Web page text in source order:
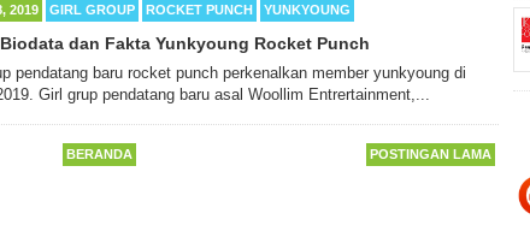
2019 GIRL GROUP ROCKET PUNCH YUNKYOUNG
dan Fakta Yunkyoung Rocket Punch
pendatang baru rocket punch perkenalkan member yunkyoung di
Girl grup pendatang baru asal Woollim Entrertainment,...
POSTINGAN LAMA
BERANDA